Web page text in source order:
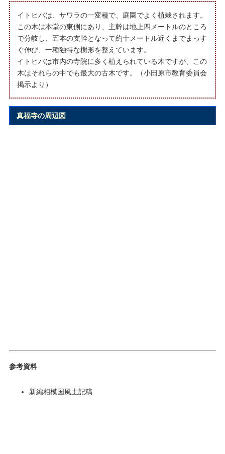
イトヒバは、サワラの一変種で、庭園でよく植栽されます。
この木は本堂の東側にあり、主幹は地上四メートルのところ
で分岐し、五本の支幹となって約十メートル近くまでまっす
ぐ伸び、一種独特な樹形を整えています。
イトヒバは市内の寺院に多く植えられている木ですが、この
木はそれらの中でも最大の古木です。（小田原市教育委員会
掲示より）
真福寺の周辺図
参考資料
新編相模国風土記稿